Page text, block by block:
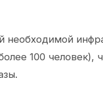
необходимой
100 человек),